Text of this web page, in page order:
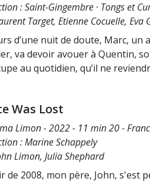
: Saint-Gingembre · Tongs et
Target, Etienne Cocuelle, Eva
d’une nuit de doute, Marc,
va devoir avouer à Quentin,
au quotidien, qu’il ne
Was Lost
Limon - 2022 - 11 min 20 -
: Marine Schappely
Limon, Julia Shephard
de 2008, mon père, John, s'est